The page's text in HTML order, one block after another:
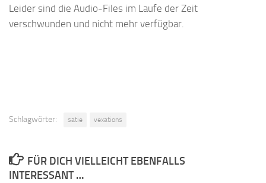
Leider sind die Audio-Files im Laufe der Zeit
verschwunden und nicht mehr verfügbar.
Schlagwörter: satie vexations
FÜR DICH VIELLEICHT EBENFALLS
INTERESSANT …